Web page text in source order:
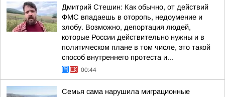
Дмитрий Стешин: Как обычно, от действий
ФМС впадаешь в оторопь, недоумение и
злобу. Возможно, депортация людей,
которые России действительно нужны и в
политическом плане в том числе, это такой
способ внутреннего протеста и...
00:44
Семья сама нарушила миграционные